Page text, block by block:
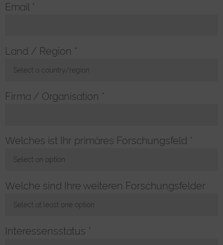
Email *
Land / Region *
Select a country/region
Firma / Organisation *
Welches ist Ihr primäres Forschungsfeld *
Select an option
Welche sind Ihre weiteren Forschungsfelder
Select at least one option
Interessensstatus *